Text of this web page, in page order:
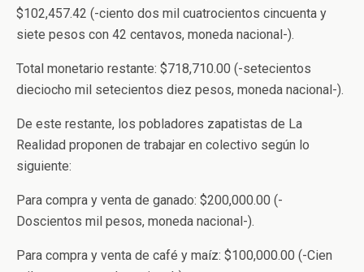
$102,457.42 (-ciento dos mil cuatrocientos cincuenta y
siete pesos con 42 centavos, moneda nacional-).
Total monetario restante: $718,710.00 (-setecientos
dieciocho mil setecientos diez pesos, moneda nacional-).
De este restante, los pobladores zapatistas de La
Realidad proponen de trabajar en colectivo según lo
siguiente:
Para compra y venta de ganado: $200,000.00 (-
Doscientos mil pesos, moneda nacional-).
Para compra y venta de café y maíz: $100,000.00 (-Cien